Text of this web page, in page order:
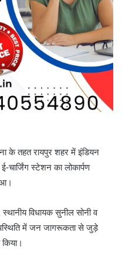
के तहत रायपुर शहर में इंडियन
स्टेशन का लोकार्पण
विधायक सुनील सोनी व
में जन जागरूकता से जुड़े